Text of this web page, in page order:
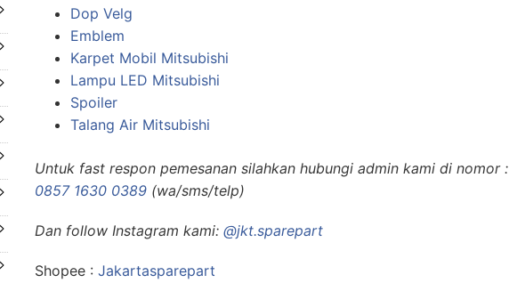
Dop Velg
Emblem
Karpet Mobil Mitsubishi
Lampu LED Mitsubishi
Spoiler
Talang Air Mitsubishi
Untuk fast respon pemesanan silahkan hubungi admin kami di nomor :
0857 1630 0389 (wa/sms/telp)
Dan follow Instagram kami: @jkt.sparepart
Shopee : Jakartasparepart